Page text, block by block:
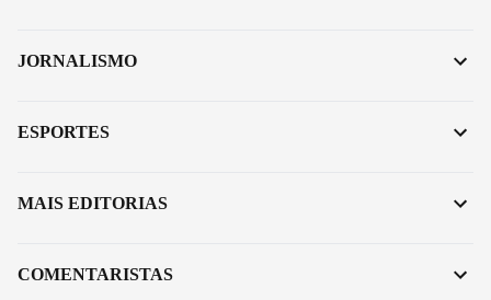
JORNALISMO
ESPORTES
MAIS EDITORIAS
COMENTARISTAS